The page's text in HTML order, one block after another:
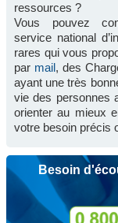
ressources ?
Vous pouvez
service national
rares qui vous
par mail, des
ayant une très
vie des personnes
orienter au mieux
votre besoin précis
Besoin